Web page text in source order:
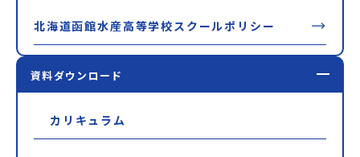
北海道函館水産高等学校スクールポリシー
資料ダウンロード
カリキュラム